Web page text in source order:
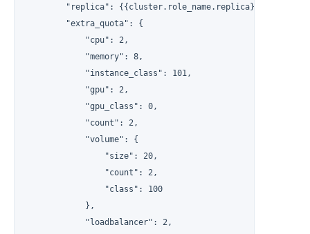
        "replica": {{cluster.role_name.replica}},
        "extra_quota": {
            "cpu": 2,
            "memory": 8,
            "instance_class": 101,
            "gpu": 2,
            "gpu_class": 0,
            "count": 2,
            "volume": {
                "size": 20,
                "count": 2,
                "class": 100
            },
            "loadbalancer": 2,